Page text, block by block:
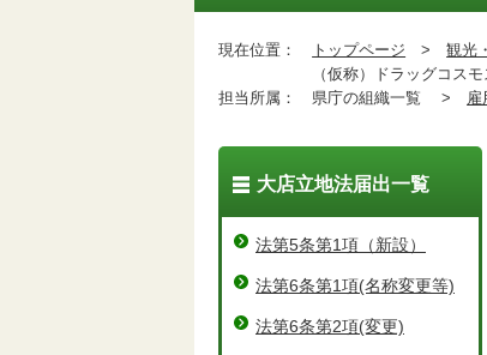
トップペ
現在位置： トップページ > 観光
（仮称）ドラッグコスモ
担当所属：
県庁の組織一覧 > 雇
大店立地法届出一覧
法第5条第1項（新設）
法第6条第1項(名称変更等)
法第6条第2項(変更)